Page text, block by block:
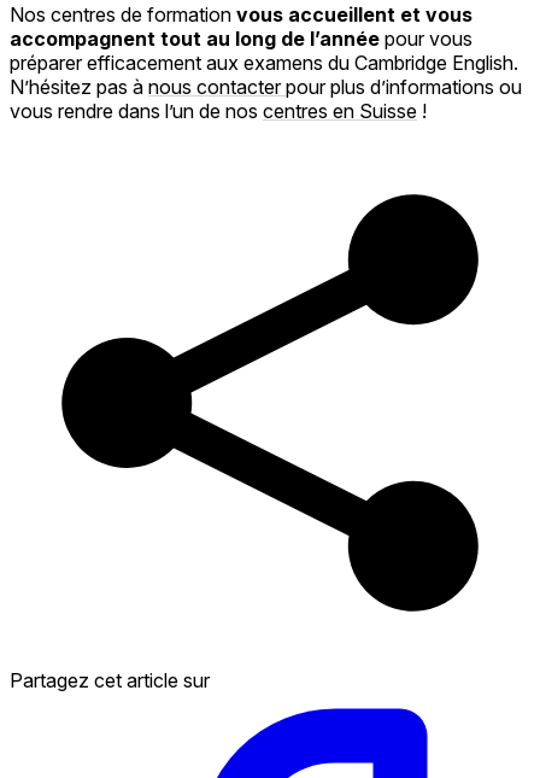
Nos centres de formation vous accueillent et vous
accompagnent tout au long de l’année pour vous
préparer efficacement aux examens du Cambridge English.
N’hésitez pas à nous contacterpour plus d’informations ou
vous rendre dans l’un de nos centres en Suisse !
Partagez cet article sur